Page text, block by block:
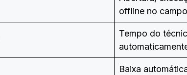
offline no campo
Tempo do
Baixa